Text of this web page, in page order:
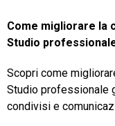
Come migliorare la
Studio
Scopri come
Studio professionale
condivisi e